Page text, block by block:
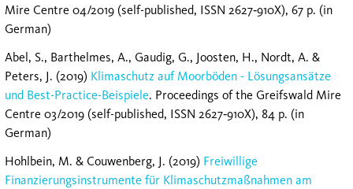
Mire Centre 04/2019 (self-published, ISSN 2627‐910X), 67 p. (in
German)
Abel, S., Barthelmes, A., Gaudig, G., Joosten, H., Nordt, A. &
Peters, J. (2019) Klimaschutz auf Moorböden - Lösungsansätze
und Best-Practice-Beispiele. Proceedings of the Greifswald Mire
Centre 03/2019 (self-published, ISSN 2627‐910X), 84 p. (in
German)
Hohlbein, M. & Couwenberg, J. (2019) Freiwillige
Finanzierungsinstrumente für Klimaschutzmaßnahmen am